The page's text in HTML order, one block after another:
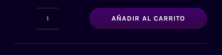
AÑADIR AL CARRITO